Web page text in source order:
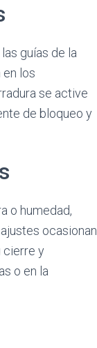
guías de la
los
se active
de bloqueo y
o humedad,
ocasionan
cierre y
o en la